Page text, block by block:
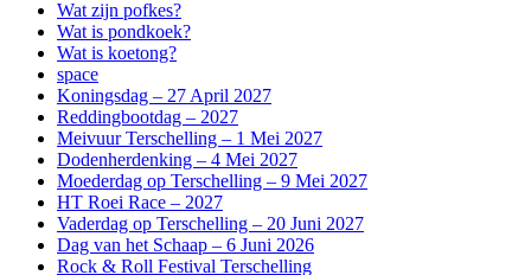
Wat zijn pofkes?
Wat is pondkoek?
Wat is koetong?
space
Koningsdag – 27 April 2027
Reddingbootdag – 2027
Meivuur Terschelling – 1 Mei 2027
Dodenherdenking – 4 Mei 2027
Moederdag op Terschelling – 9 Mei 2027
HT Roei Race – 2027
Vaderdag op Terschelling – 20 Juni 2027
Dag van het Schaap – 6 Juni 2026
Rock & Roll Festival Terschelling